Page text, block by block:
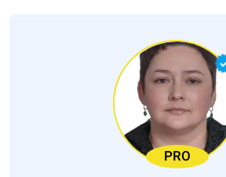
PRO